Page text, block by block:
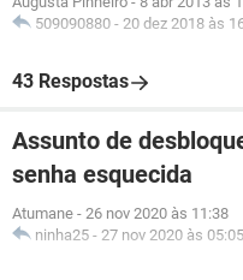
509090880 - 20 dez 2018 às
43 Respostas
Assunto de
senha esquecida
Atumane - 26 nov 2020 às 11:38
ninha25 - 27 nov 2020 às 05:05